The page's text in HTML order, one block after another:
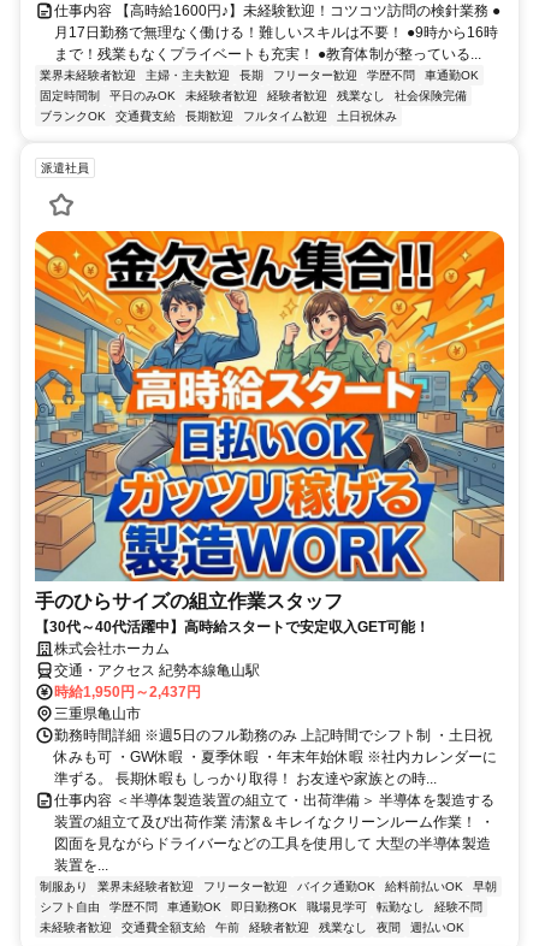
仕事内容 【高時給1600円♪】未経験歓迎！コツコツ訪問の検針業務 ●
月17日勤務で無理なく働ける！難しいスキルは不要！ ●9時から16時
まで！残業もなくプライベートも充実！ ●教育体制が整っている...
業界未経験者歓迎 主婦・主夫歓迎 長期 フリーター歓迎 学歴不問
車通勤OK
固定時間制
平日のみOK 未経験者歓迎 経験者歓迎 残業なし
社会保険完備
ブランクOK
交通費支給 長期歓迎 フルタイム歓迎 土日祝休み
派遣社員
手のひらサイズの組立作業スタッフ
【30代～40代活躍中】高時給スタートで安定収入GET可能！
株式会社ホーカム
交通・アクセス 紀勢本線亀山駅
時給1,950円～2,437円
三重県亀山市
勤務時間詳細 ※週5日のフル勤務のみ 上記時間でシフト制 ・土日祝
休みも可 ・GW休暇 ・夏季休暇 ・年末年始休暇 ※社内カレンダーに
準ずる。 長期休暇も しっかり取得！ お友達や家族との時...
仕事内容 ＜半導体製造装置の組立て・出荷準備＞ 半導体を製造する
装置の組立て及び出荷作業 清潔＆キレイなクリーンルーム作業！ ・
図面を見ながらドライバーなどの工具を使用して 大型の半導体製造
装置を...
制服あり 業界未経験者歓迎 フリーター歓迎 バイク通勤OK 給料前払いOK
早朝
シフト自由
学歴不問 車通勤OK 即日勤務OK 職場見学可 転勤なし
経験不問
未経験者歓迎
交通費全額支給 午前 経験者歓迎 残業なし 夜間 週払いOK